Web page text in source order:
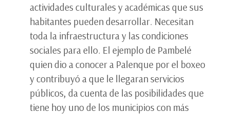
actividades culturales y académicas que sus
habitantes pueden desarrollar. Necesitan
toda la infraestructura y las condiciones
sociales para ello. El ejemplo de Pambelé
quien dio a conocer a Palenque por el boxeo
y contribuyó a que le llegaran servicios
públicos, da cuenta de las posibilidades que
tiene hoy uno de los municipios con más